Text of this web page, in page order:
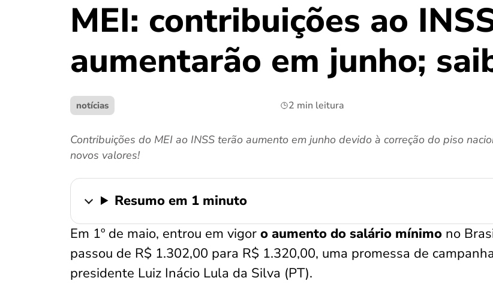
MEI: contribuições ao
aumentarão em junho;
notícias 2 min leitura
Contribuições do MEI ao INSS terão aumento em junho devido à correção do piso
novos valores!
Resumo em 1 minuto
Em 1º de maio, entrou em vigor o aumento do salário mínimo no
passou de R$ 1.302,00 para R$ 1.320,00, uma promessa de
presidente Luiz Inácio Lula da Silva (PT).